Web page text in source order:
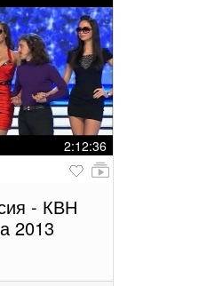
2:12:36
- КВН
2013